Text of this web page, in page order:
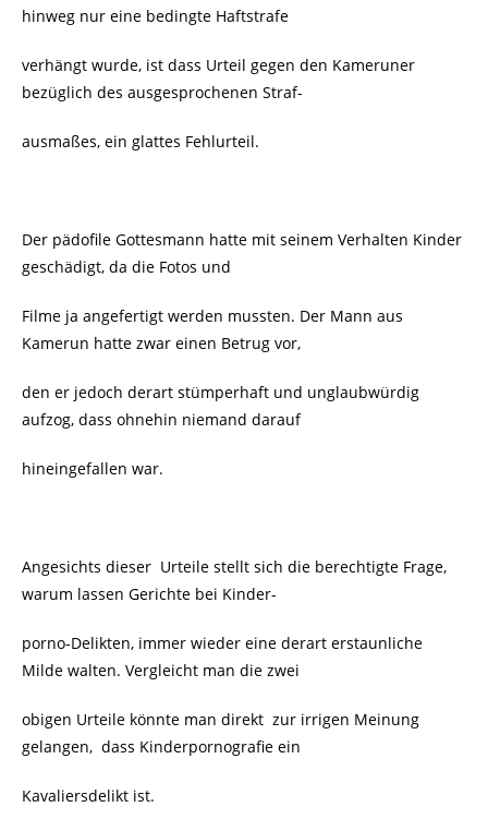
hinweg nur eine bedingte Haftstrafe
verhängt wurde, ist dass Urteil gegen den Kameruner
bezüglich des ausgesprochenen Straf-
ausmaßes, ein glattes Fehlurteil.
Der pädofile Gottesmann hatte mit seinem Verhalten Kinder
geschädigt, da die Fotos und
Filme ja angefertigt werden mussten. Der Mann aus
Kamerun hatte zwar einen Betrug vor,
den er jedoch derart stümperhaft und unglaubwürdig
aufzog, dass ohnehin niemand darauf
hineingefallen war.
Angesichts dieser Urteile stellt sich die berechtigte Frage,
warum lassen Gerichte bei Kinder-
porno-Delikten, immer wieder eine derart erstaunliche
Milde walten. Vergleicht man die zwei
obigen Urteile könnte man direkt zur irrigen Meinung
gelangen, dass Kinderpornografie ein
Kavaliersdelikt ist.